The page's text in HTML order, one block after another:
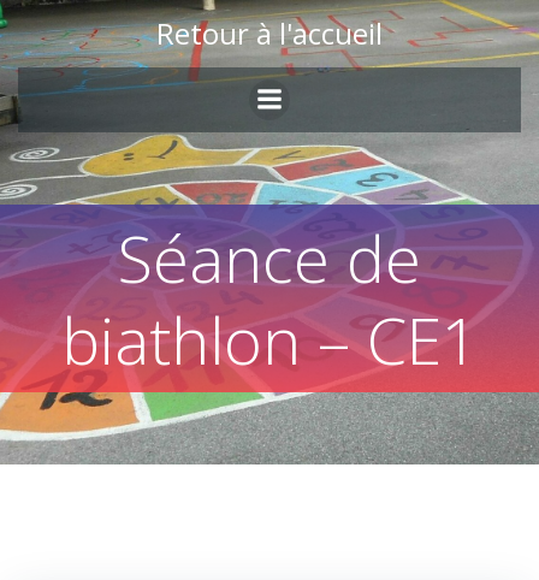
Skip
to
content
Retour à l'accueil
Séance de
biathlon – CE1